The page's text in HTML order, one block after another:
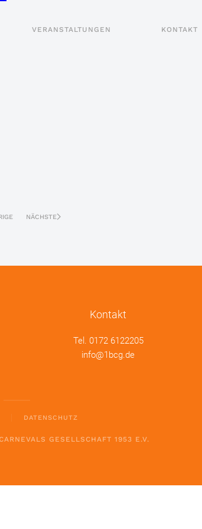
VERANSTALTUNGEN KONTAKT
NÄCHSTE
Kontakt
Tel. 0172 6122205
info@1bcg.de
DATENSCHUTZ
GESELLSCHAFT 1953 E.V.